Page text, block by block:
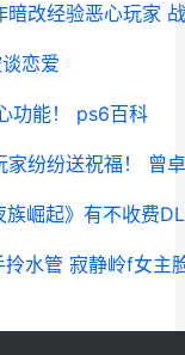
改经验恶心玩家
恋爱
功能！ ps6百科
纷纷送祝福！ 曾
拎水管 寂静岭f女主